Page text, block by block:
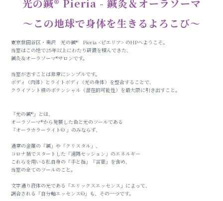
光の鍼®️ Pieria - 鍼灸＆オーラソーマ
〜この地球で身体を生きるよろこび〜
東京世田谷区・奥沢 光の鍼®️ Pieria <ピエリア> のHPへようこそ。
当室はこの地で25年以上にわたり研鑽を積んできた、
鍼灸＆オーラソーマ®︎サロンです。
当室が志すことは非常にシンプルです。
ボディ（肉体）とライトボディ（光の身体）を整合することで、
クライアント様のポテンシャル（潜在的可能性）を最大限に引き出すこと。
「光の鍼®️」とは、
オーラソーマ®️から発展した色と光のツールである
「オーラカラーライト©︎ 」のみならず、
通常の金属の「鍼」や「クリスタル」、
コロナ禍でスタートした「遠隔セッション」のエネルギー
これらを用いる私自身の「手と指」「言葉」を含め、
当室の全てのツールのこと。
文字通り液体の光である「エリックスエッセンス」によって、
調合される「自分軸エッセンス©︎」も、その一つです。